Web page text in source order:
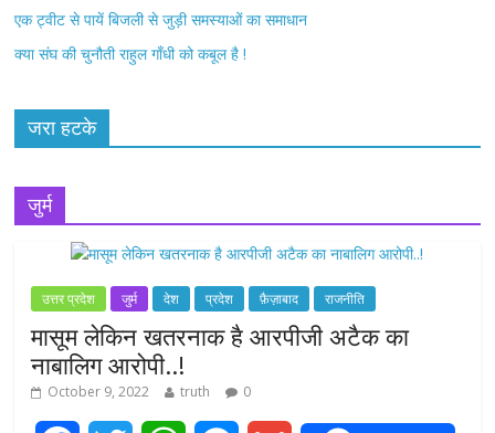
एक ट्वीट से पायें बिजली से जुड़ी समस्याओं का समाधान
क्या संघ की चुनौती राहुल गाँधी को कबूल है !
जरा हटके
जुर्म
उत्तर प्रदेश जुर्म देश प्रदेश फ़ैज़ाबाद राजनीति
मासूम लेकिन खतरनाक है आरपीजी अटैक का
नाबालिग आरोपी..!
October 9, 2022 truth 0